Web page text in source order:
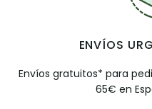
ENVÍOS
Envíos gratuitos* para
65€ en